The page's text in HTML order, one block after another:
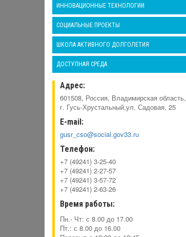
ИННОВАЦИОННЫЕ ТЕХНОЛОГИИ
СОЦИАЛЬНЫЕ ПРОЕКТЫ
ШКОЛА АКТИВНОГО ДОЛГОЛЕТИЯ
ДОСТУПНАЯ СРЕДА
Адрес:
601508, Россия, Владимирская область,
г. Гусь-Хрустальный,ул. Садовая, 25
E-mail:
gusr_cso@social.gov33.ru
Телефон:
+7 (49241) 3-25-40
+7 (49241) 2-27-57
+7 (49241) 3-57-72
+7 (49241) 2-63-26
Время работы:
Пн.- Чт: с 8.00 до 17.00
Пт.: с 8.00 до 16.00